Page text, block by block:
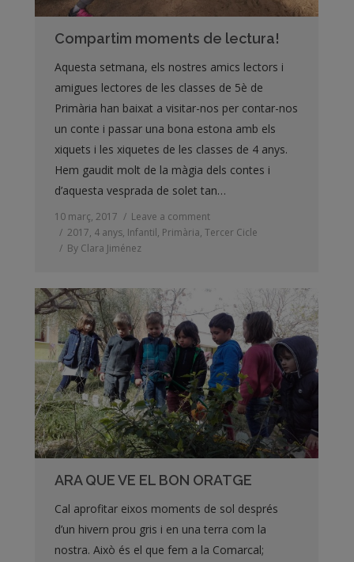
Compartim moments de lectura!
Aquesta setmana, els nostres amics lectors i
amigues lectores de les classes de 5è de
Primària han baixat a visitar-nos per contar-nos
un conte i passar una bona estona amb els
xiquets i les xiquetes de les classes de 4 anys.
Hem gaudit molt de la màgia dels contes i
d’aquesta vesprada de solet tan…
10 març, 2017
Leave a comment
2017, 4 anys, Infantil, Primària, Tercer Cicle
By Clara Jiménez
ARA QUE VE EL BON ORATGE
Cal aprofitar eixos moments de sol després
d’un hivern prou gris i en una terra com la
nostra. Això és el que fem a la Comarcal;